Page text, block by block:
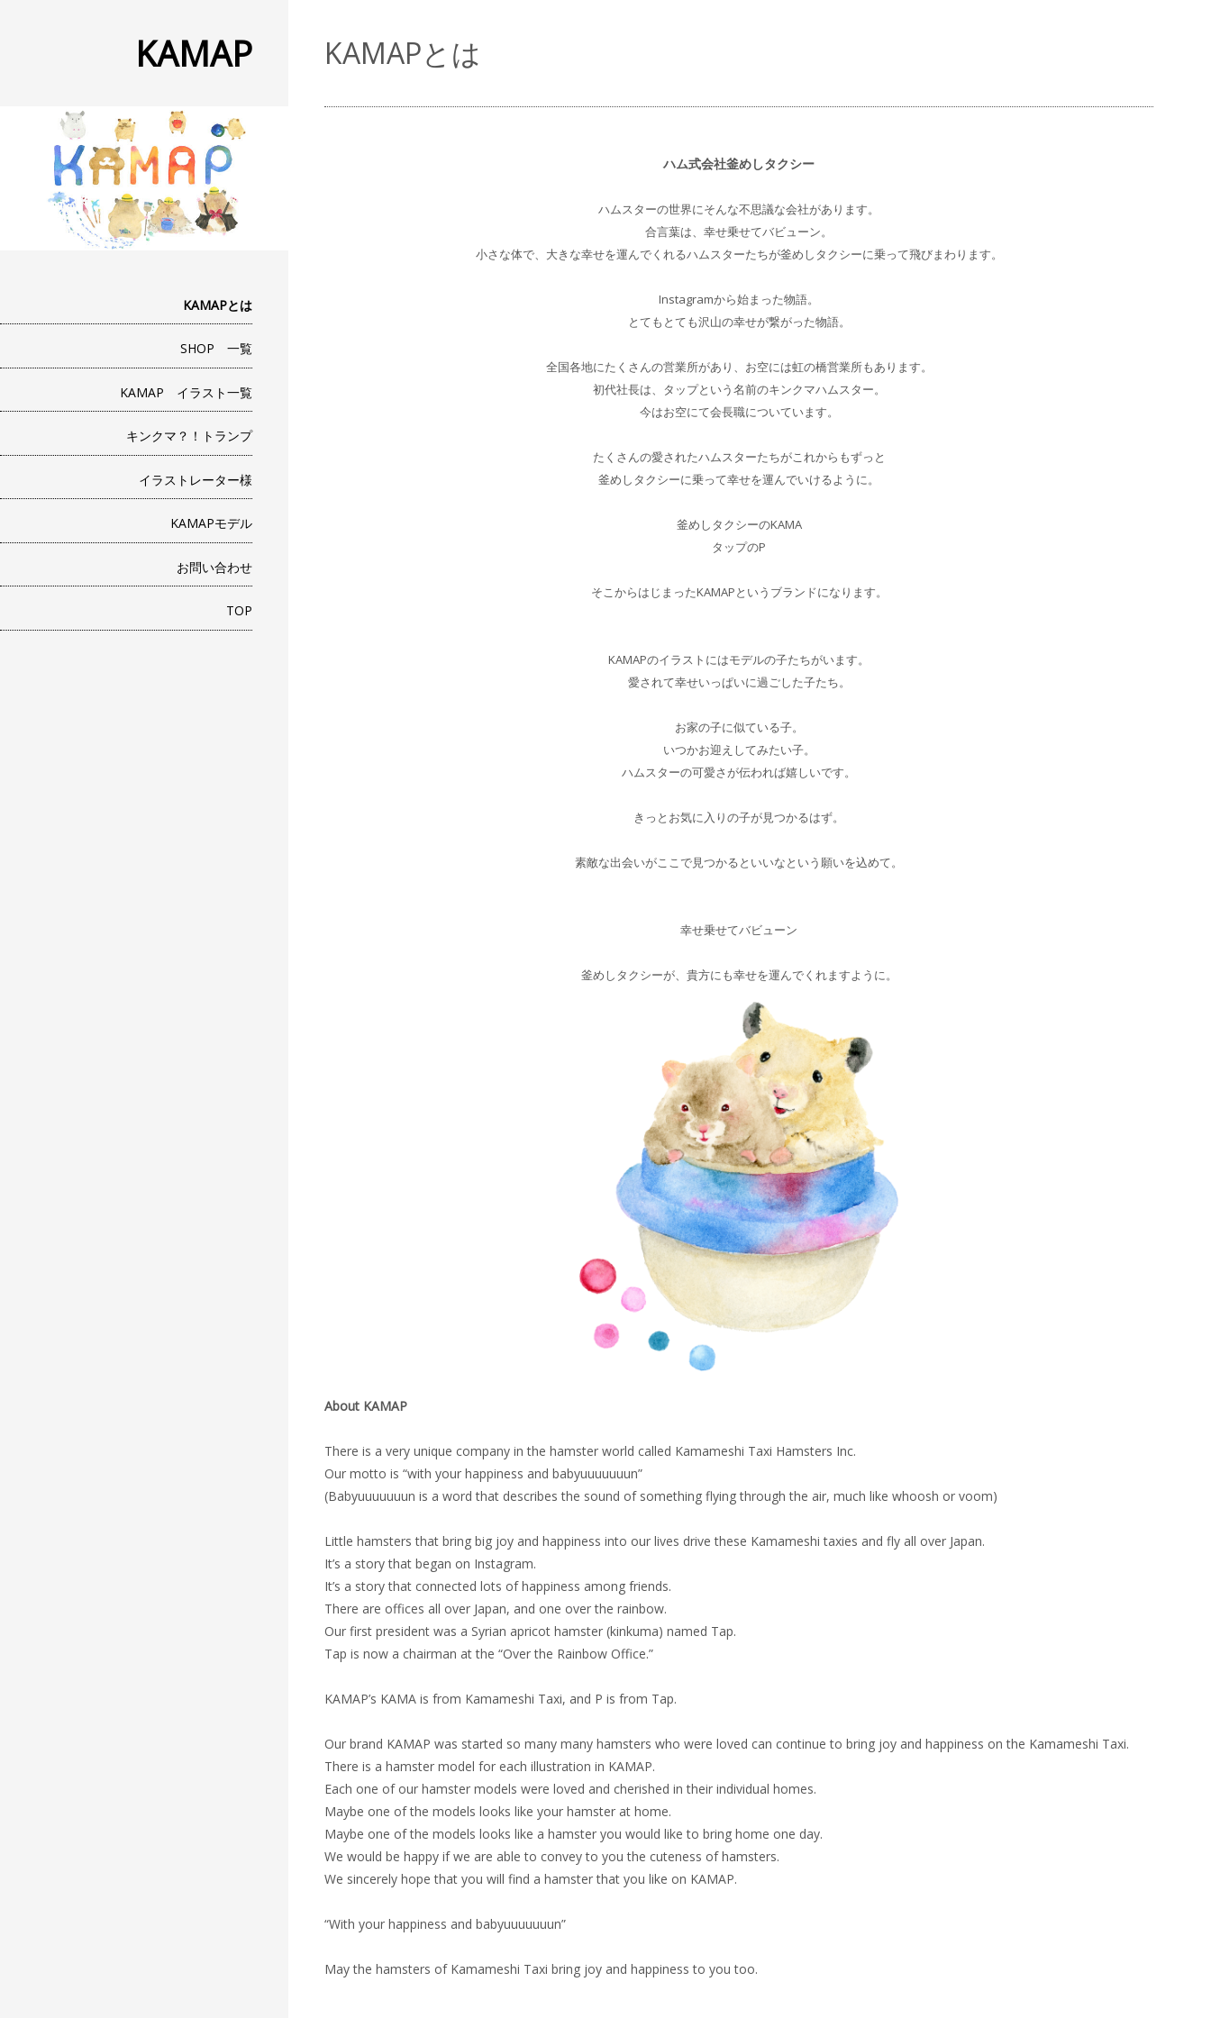
KAMAP
KAMAPとは
SHOP 一覧
KAMAP イラスト一覧
キンクマ？！トランプ
イラストレーター様
KAMAPモデル
お問い合わせ
TOP
KAMAPとは
​​ハム式会社釜めしタクシー
ハムスターの世界にそんな不思議な会社があります。
合言葉は、幸せ乗せてバビューン。
小さな体で、大きな幸せを運んでくれるハムスターたちが釜めしタクシーに乗って飛びまわります。
Instagramから始まった物語。
とてもとても沢山の幸せが繋がった物語。
全国各地にたくさんの営業所があり、お空には虹の橋営業所もあります。
初代社長は、タップという名前のキンクマハムスター。
今はお空にて会長職についています。
たくさんの愛されたハムスターたちがこれからもずっと
釜めしタクシーに乗って幸せを運んでいけるように。
釜めしタクシーのKAMA
タップのP
そこからはじまったKAMAPというブランドになります。
KAMAPのイラストにはモデルの子たちがいます。
愛されて幸せいっぱいに過ごした子たち。
お家の子に似ている子。
いつかお迎えしてみたい子。
ハムスターの可愛さが伝われば嬉しいです。
きっとお気に入りの子が見つかるはず。
素敵な出会いがここで見つかるといいなという願いを込めて。
幸せ乗せてバビューン
釜めしタクシーが、貴方にも幸せを運んでくれますように。
About KAMAP
There is a very unique company in the hamster world called Kamameshi Taxi Hamsters Inc.
Our motto is “with your happiness and babyuuuuuuun”
(Babyuuuuuuun is a word that describes the sound of something flying through the air, much like whoosh or voom)
Little hamsters that bring big joy and happiness into our lives drive these Kamameshi taxies and fly all over Japan.
It’s a story that began on Instagram.
It’s a story that connected lots of happiness among friends.
There are offices all over Japan, and one over the rainbow.
Our first president was a Syrian apricot hamster (kinkuma) named Tap.
Tap is now a chairman at the “Over the Rainbow Office.”
KAMAP’s KAMA is from Kamameshi Taxi, and P is from Tap.
Our brand KAMAP was started so many many hamsters who were loved can continue to bring joy and happiness on the Kamameshi Taxi.
There is a hamster model for each illustration in KAMAP.
Each one of our hamster models were loved and cherished in their individual homes.
Maybe one of the models looks like your hamster at home.
Maybe one of the models looks like a hamster you would like to bring home one day.
We would be happy if we are able to convey to you the cuteness of hamsters.
We sincerely hope that you will find a hamster that you like on KAMAP.
“With your happiness and babyuuuuuuun”
May the hamsters of Kamameshi Taxi bring joy and happiness to you too.